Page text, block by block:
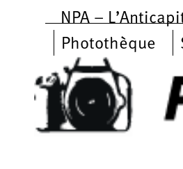
Aller au contenu
NPA –
Photothèque